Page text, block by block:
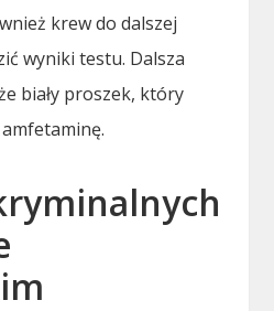
krew do dalszej
wyniki testu. Dalsza
biały proszek, który